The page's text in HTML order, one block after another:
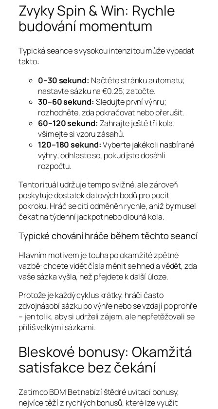
Zvyky Spin & Win: Rychle
budování momentum
Typická seance s vysokou intenzitou může vypadat
takto:
0–30 sekund: Načtěte stránku automatu;
nastavte sázku na €0.25; zatočte.
30–60 sekund: Sledujte první výhru;
rozhodněte, zda pokračovat nebo přerušit.
60–120 sekund: Zahrajte ještě tři kola;
všímejte si vzoru zásahů.
120–180 sekund:Vyberte jakékoli nasbírané
výhry; odhlaste se, pokud jste dosáhli
rozpočtu.
Tento rituál udržuje tempo svižné, ale zároveň
poskytuje dostatek datových bodů pro pocit
pokroku. Hráč se cítí odměněn rychle, aniž by musel
čekat na týdenní jackpot nebo dlouhá kola.
Typické chování hráče během těchto seancí
Hlavním motivem je touha po okamžité zpětné
vazbě: chcete vidět čísla měnit se hned a vědět, zda
vaše sázka vyšla, než přejdete k další úloze.
Protože je každý cyklus krátký, hráči často
zdvojnásobí sázku po výhře nebo se vzdají po prohře
– jen tolik, aby si udrželi zájem, ale nepřetěžovali se
příliš velkými sázkami.
Bleskové bonusy: Okamžitá
satisfakce bez čekání
Zatímco BDM Bet nabízí štědré uvítací bonusy,
nejvíce těží z rychlých bonusů, které lze využít